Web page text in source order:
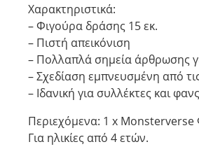
Χαρακτηριστικά:
– Φιγούρα δράσης 15 εκ.
– Πιστή απεικόνιση
– Πολλαπλά σημεία άρθρωσης
– Σχεδίαση εμπνευσμένη από τις
– Ιδανική για συλλέκτες και
Περιεχόμενα: 1 x
Για ηλικίες από 4 ετών.